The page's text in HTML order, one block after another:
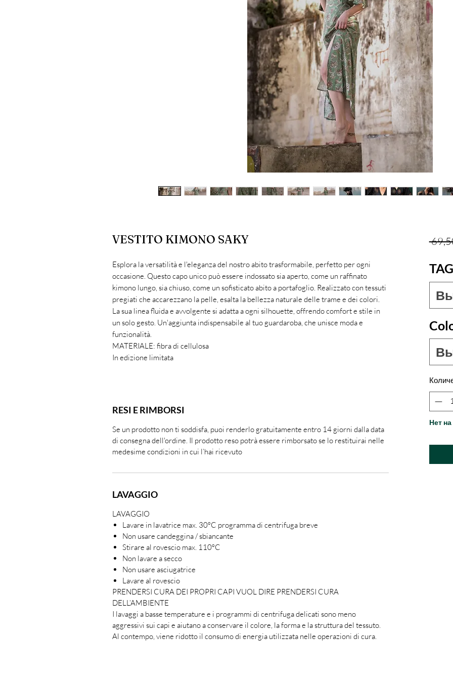
VESTITO KIMONO SAKY
Esplora la versatilità e l'eleganza del nostro abito trasformabile, perfetto per ogni
occasione. Questo capo unico può essere indossato sia aperto, come un raffinato
kimono lungo, sia chiuso, come un sofisticato abito a portafoglio. Realizzato con tessuti
pregiati che accarezzano la pelle, esalta la bellezza naturale delle trame e dei colori.
La sua linea fluida e avvolgente si adatta a ogni silhouette, offrendo comfort e stile in
un solo gesto. Un'aggiunta indispensabile al tuo guardaroba, che unisce moda e
funzionalità.
MATERIALE: fibra di cellulosa
In edizione limitata
RESI E RIMBORSI
Se un prodotto non ti soddisfa, puoi renderlo gratuitamente entro 14 giorni dalla data
di consegna dell'ordine. Il prodotto reso potrà essere rimborsato se lo restituirai nelle
medesime condizioni in cui l’hai ricevuto
LAVAGGIO
LAVAGGIO
Lavare in lavatrice max. 30ºC programma di centrifuga breve
Non usare candeggina / sbiancante
Stirare al rovescio max. 110ºC
Non lavare a secco
Non usare asciugatrice
Lavare al rovescio
PRENDERSI CURA DEI PROPRI CAPI VUOL DIRE PRENDERSI CURA
DELL’AMBIENTE
I lavaggi a basse temperature e i programmi di centrifuga delicati sono meno
aggressivi sui capi e aiutano a conservare il colore, la forma e la struttura del tessuto.
Al contempo, viene ridotto il consumo di energia utilizzata nelle operazioni di cura.
Нет